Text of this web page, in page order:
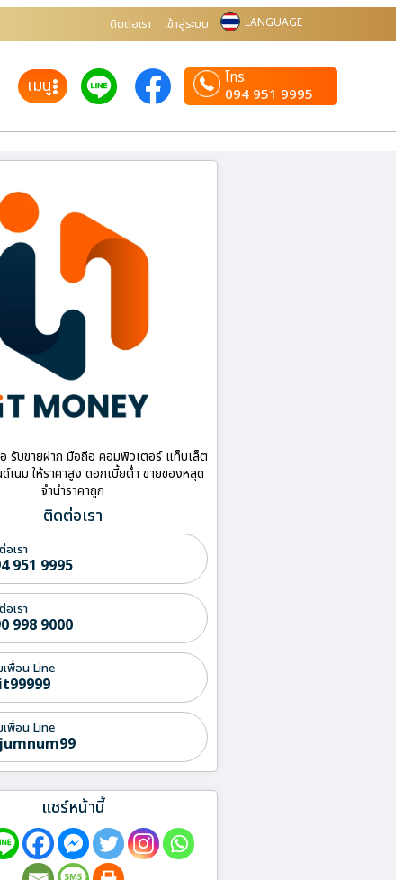
ติดต่อเรา เข้าสู่ระบบ LANGUAGE
เมนู
โทร.
094 951 9995
รับขายฝาก มือถือ คอมพิวเตอร์ แท็บเล็ต
เนม ให้ราคาสูง ดอกเบี้ยต่ำ ขายของหลุด
จำนำราคาถูก
ติดต่อเรา
อเรา
951 9995
อเรา
998 9000
เพื่อน Line
เพื่อน Line
แชร์หน้านี้